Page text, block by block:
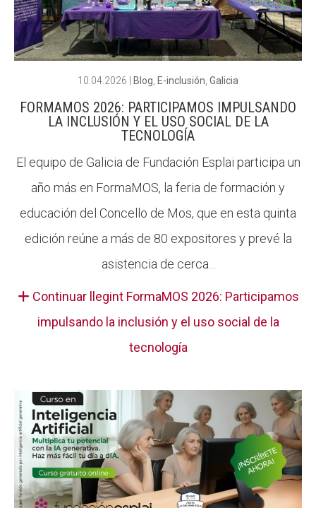
10.04.2026 Blog E-inclusión Galicia
FORMAMOS 2026: PARTICIPAMOS IMPULSANDO
LA INCLUSIÓN Y EL USO SOCIAL DE LA
TECNOLOGÍA
El equipo de Galicia de Fundación Esplai participa un
año más en FormaMOS, la feria de formación y
educación del Concello de Mos, que en esta quinta
edición reúne a más de 80 expositores y prevé la
asistencia de cerca...
Continuar llegint FormaMOS 2026: Participamos
impulsando la inclusión y el uso social de la
tecnología